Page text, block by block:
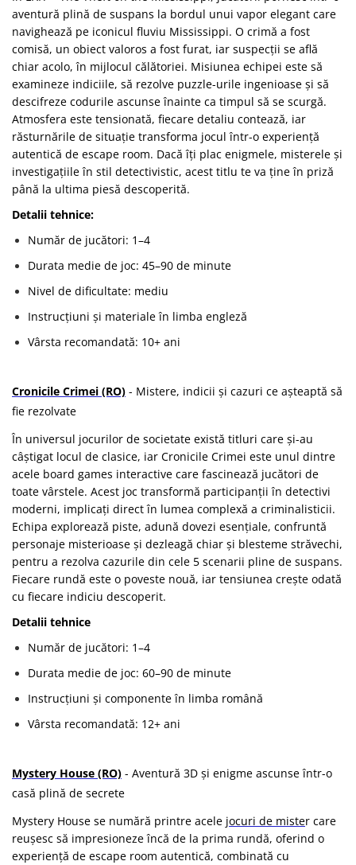
aventură plină de suspans la bordul unui vapor elegant care
navighează pe iconicul fluviu Mississippi. O crimă a fost
comisă, un obiect valoros a fost furat, iar suspecții se află
chiar acolo, în mijlocul călătoriei. Misiunea echipei este să
examineze indiciile, să rezolve puzzle-urile ingenioase și să
descifreze codurile ascunse înainte ca timpul să se scurgă.
Atmosfera este tensionată, fiecare detaliu contează, iar
răsturnările de situație transforma jocul într-o experiență
autentică de escape room. Dacă îți plac enigmele, misterele și
investigațiile în stil detectivistic, acest titlu te va ține în priză
până la ultima piesă descoperită.
Detalii tehnice:
Număr de jucători: 1–4
Durata medie de joc: 45–90 de minute
Nivel de dificultate: mediu
Instrucțiuni și materiale în limba engleză
Vârsta recomandată: 10+ ani
Cronicile Crimei (RO) - Mistere, indicii și cazuri ce așteaptă să
fie rezolvate
În universul jocurilor de societate există titluri care și-au
câștigat locul de clasice, iar Cronicile Crimei este unul dintre
acele board games interactive care fascinează jucători de
toate vârstele. Acest joc transformă participanții în detectivi
moderni, implicați direct în lumea complexă a criminalisticii.
Echipa explorează piste, adună dovezi esențiale, confruntă
personaje misterioase și dezleagă chiar și blesteme străvechi,
pentru a rezolva cazurile din cele 5 scenarii pline de suspans.
Fiecare rundă este o poveste nouă, iar tensiunea crește odată
cu fiecare indiciu descoperit.
Detalii tehnice
Număr de jucători: 1–4
Durata medie de joc: 60–90 de minute
Instrucțiuni și componente în limba română
Vârsta recomandată: 12+ ani
Mystery House (RO) - Aventură 3D și enigme ascunse într-o
casă plină de secrete
Mystery House se numără printre acele jocuri de mister care
reușesc să impresioneze încă de la prima rundă, oferind o
experiență de escape room autentică, combinată cu